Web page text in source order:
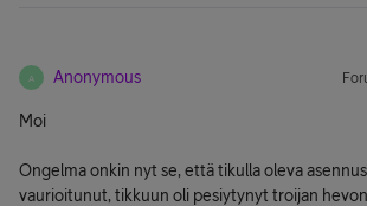
A Anonymous
Moi
Ongelma onkin nyt se, että tikulla oleva
vaurioitunut, tikkuun oli pesiytynyt troijan